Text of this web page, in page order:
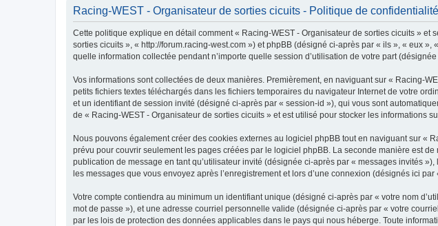
Racing-WEST - Organisateur de sorties cicuits - Politique de confidentialité
Cette politique explique en détail comment « Racing-WEST - Organisateur de sorties cicuits »
sorties cicuits », « http://forum.racing-west.com ») et phpBB (désigné ci-après par « ils », « eux
quelle information collectée pendant n’importe quelle session d’utilisation de votre part
Vos informations sont collectées de deux manières. Premièrement, en naviguant sur « Racing-
petits fichiers textes téléchargés dans les fichiers temporaires du navigateur Internet de votre
et un identifiant de session invité (désigné ci-après par « session-id »), qui vous sont
de « Racing-WEST - Organisateur de sorties cicuits » et est utilisé pour stocker les informations
Nous pouvons également créer des cookies externes au logiciel phpBB tout en naviguant sur «
prévu pour couvrir seulement les pages créées par le logiciel phpBB. La seconde manière est
publication de message en tant qu’utilisateur invité (désignée ci-après par « messages invités
les messages que vous envoyez après l’enregistrement et lors d’une connexion (désignés ici par
Votre compte contiendra au minimum un identifiant unique (désigné ci-après par « votre nom
mot de passe »), et une adresse courriel personnelle valide (désignée ci-après par « votre
par les lois de protection des données applicables dans le pays qui nous héberge. Toute